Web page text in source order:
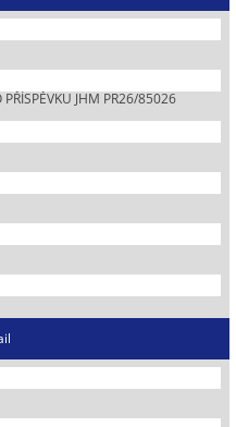
JHM PR26/85026